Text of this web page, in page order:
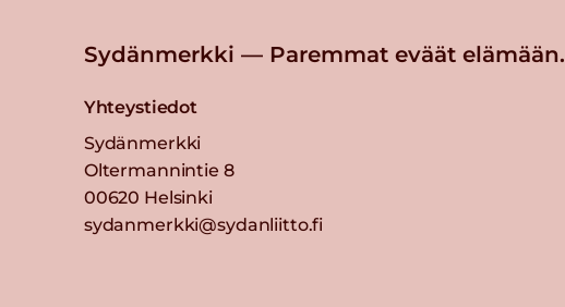
Sydänmerkki — Paremmat eväät elämään.
Yhteystiedot
Sydänmerkki
Oltermannintie 8
00620 Helsinki
sydanmerkki@sydanliitto.fi